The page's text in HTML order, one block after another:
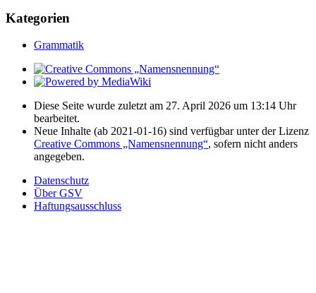
Kategorien
Grammatik
Diese Seite wurde zuletzt am 27. April 2026 um 13:14 Uhr
bearbeitet.
Neue Inhalte (ab 2021-01-16) sind verfügbar unter der Lizenz
Creative Commons „Namensnennung“, sofern nicht anders
angegeben.
Datenschutz
Über GSV
Haftungsausschluss